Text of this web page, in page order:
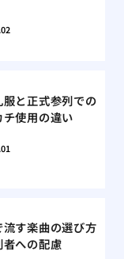
服と正式参列での
チ使用の違い
流す楽曲の選び方
者への配慮